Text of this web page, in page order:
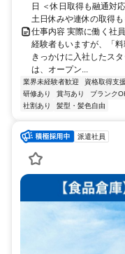
日 ＜休日取得も融通対
土日休みや連休の取得
仕事内容 実際に働く社
経験者もいますが、「
きっかけに入社したス
は、オープン...
業界未経験者歓迎 資格取得支
研修あり
賞与あり ブランク
社割あり
髪型・髪色自由
派遣社員